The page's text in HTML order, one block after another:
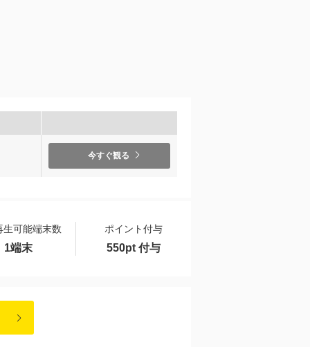
今すぐ観る
生可能端末数 ポイント付与
1端末 550pt 付与